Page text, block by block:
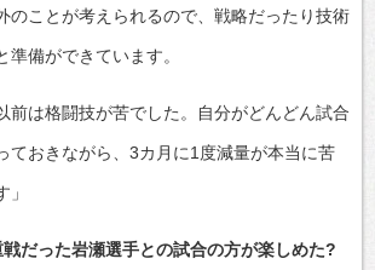
のことが考えられるので、戦略だったり技術
準備ができています。
は格闘技が苦でした。自分がどんどん試合
ておきながら、3カ月に1度減量が本当に苦
だった岩瀬選手との試合の方が楽しめた?